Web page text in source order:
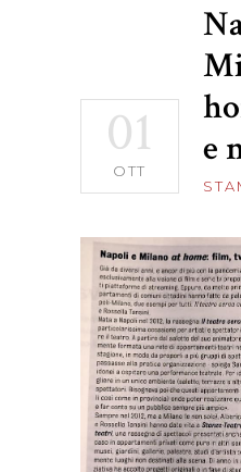
01
OTT
e